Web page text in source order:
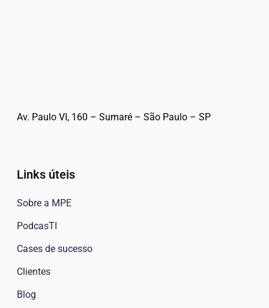
Av. Paulo VI, 160 – Sumaré – São Paulo – SP
Links úteis
Sobre a MPE
PodcasTI
Cases de sucesso
Clientes
Blog